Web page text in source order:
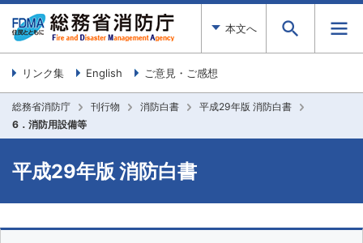
本文へ
リンク集 English ご意見・ご感想
総務省消防庁 刊行物 消防白書
平成29年版 消防白書
6．消防用設備等
平成29年版 消防白書